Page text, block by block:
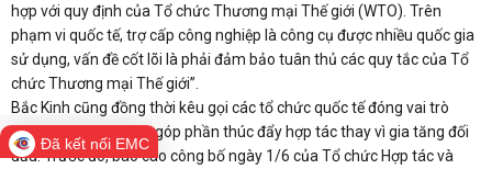
hợp với quy định của Tổ chức Thương mại Thế giới (WTO). Trên
phạm vi quốc tế, trợ cấp công nghiệp là công cụ được nhiều quốc gia
sử dụng, vấn đề cốt lõi là phải đảm bảo tuân thủ các quy tắc của Tổ
chức Thương mại Thế giới”.
Bắc Kinh cũng đồng thời kêu gọi các tổ chức quốc tế đóng vai trò
mang tính xây dựng, góp phần thúc đẩy hợp tác thay vì gia tăng đối
đầu. Trước đó, báo cáo công bố ngày 1/6 của Tổ chức Hợp tác và
Đã kết nối EMC